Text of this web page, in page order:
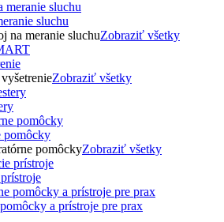
sluchu
na meranie sluchuZobraziť všetky
Zobraziť všetky
pomôcky
pomôckyZobraziť všetky
a prístroje pre prax